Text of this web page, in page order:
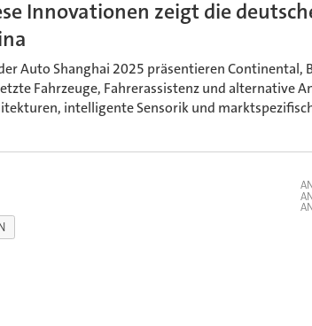
Innovationen zeigt die
Auto Shanghai 2025 präsentieren Continental,
Fahrzeuge, Fahrerassistenz und alternative
intelligente Sensorik und